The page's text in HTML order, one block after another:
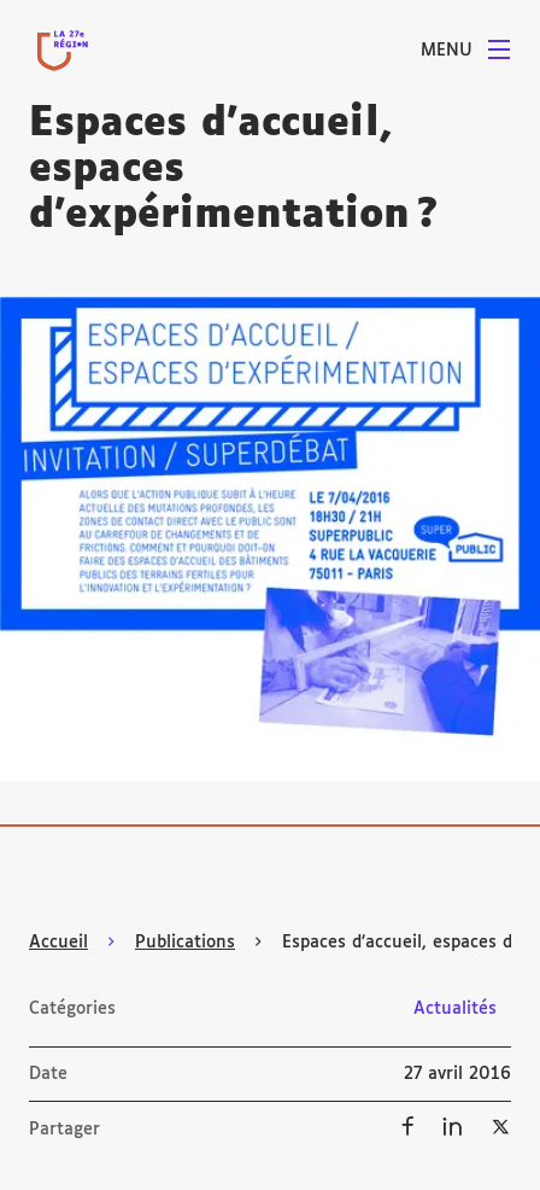
MENU
Espaces d’accueil,
espaces
d’expérimentation ?
Agrandir
Accueil Publications Espaces d’accueil, espaces
Catégories Actualités
Date 27 avril 2016
Partager